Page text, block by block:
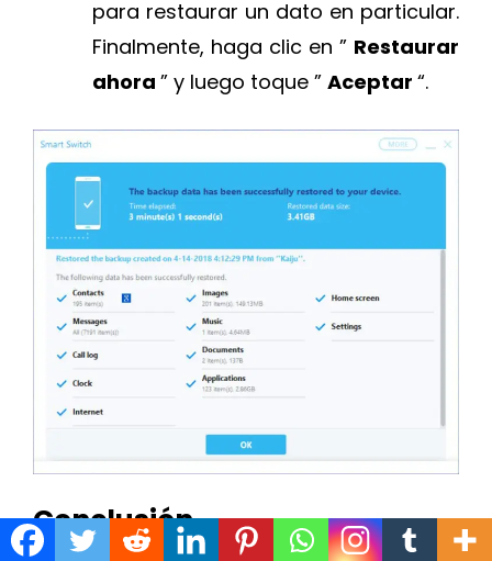
para restaurar un dato en particular.
Finalmente, haga clic en ” Restaurar
ahora ” y luego toque ” Aceptar “.
Conclusión